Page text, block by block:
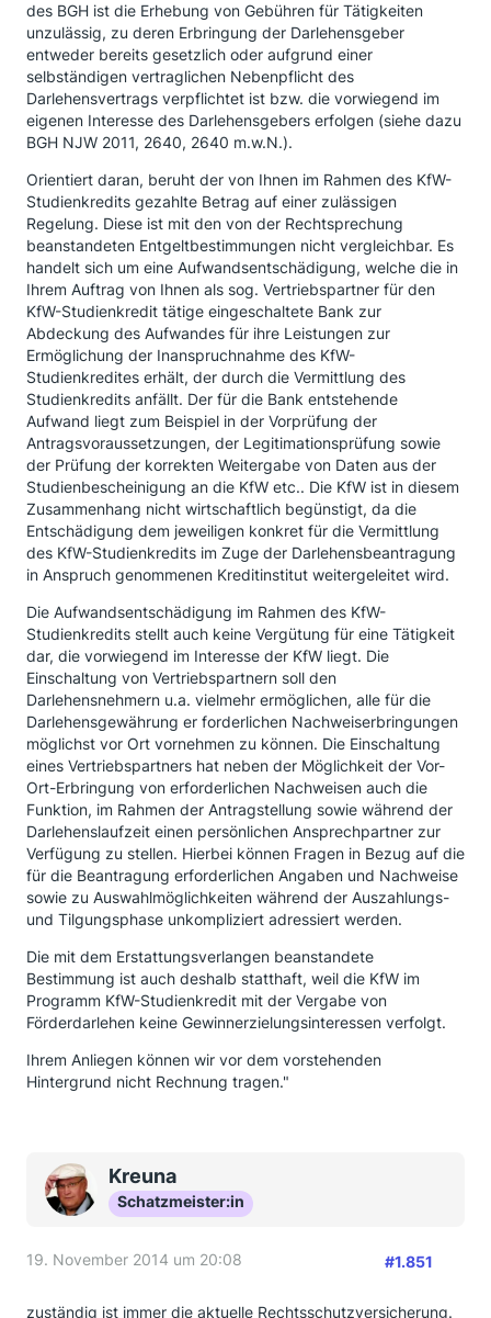
des BGH ist die Erhebung von Gebühren für Tätigkeiten
unzulässig, zu deren Erbringung der Darlehensgeber
entweder bereits gesetzlich oder aufgrund einer
selbständigen vertraglichen Nebenpflicht des
Darlehensvertrags verpflichtet ist bzw. die vorwiegend im
eigenen Interesse des Darlehensgebers erfolgen (siehe dazu
BGH NJW 2011, 2640, 2640 m.w.N.).
Orientiert daran, beruht der von Ihnen im Rahmen des KfW-
Studienkredits gezahlte Betrag auf einer zulässigen
Regelung. Diese ist mit den von der Rechtsprechung
beanstandeten Entgeltbestimmungen nicht vergleichbar. Es
handelt sich um eine Aufwandsentschädigung, welche die in
Ihrem Auftrag von Ihnen als sog. Vertriebspartner für den
KfW-Studienkredit tätige eingeschaltete Bank zur
Abdeckung des Aufwandes für ihre Leistungen zur
Ermöglichung der Inanspruchnahme des KfW-
Studienkredites erhält, der durch die Vermittlung des
Studienkredits anfällt. Der für die Bank entstehende
Aufwand liegt zum Beispiel in der Vorprüfung der
Antragsvoraussetzungen, der Legitimationsprüfung sowie
der Prüfung der korrekten Weitergabe von Daten aus der
Studienbescheinigung an die KfW etc.. Die KfW ist in diesem
Zusammenhang nicht wirtschaftlich begünstigt, da die
Entschädigung dem jeweiligen konkret für die Vermittlung
des KfW-Studienkredits im Zuge der Darlehensbeantragung
in Anspruch genommenen Kreditinstitut weitergeleitet wird.
Die Aufwandsentschädigung im Rahmen des KfW-
Studienkredits stellt auch keine Vergütung für eine Tätigkeit
dar, die vorwiegend im Interesse der KfW liegt. Die
Einschaltung von Vertriebspartnern soll den
Darlehensnehmern u.a. vielmehr ermöglichen, alle für die
Darlehensgewährung er forderlichen Nachweiserbringungen
möglichst vor Ort vornehmen zu können. Die Einschaltung
eines Vertriebspartners hat neben der Möglichkeit der Vor-
Ort-Erbringung von erforderlichen Nachweisen auch die
Funktion, im Rahmen der Antragstellung sowie während der
Darlehenslaufzeit einen persönlichen Ansprechpartner zur
Verfügung zu stellen. Hierbei können Fragen in Bezug auf die
für die Beantragung erforderlichen Angaben und Nachweise
sowie zu Auswahlmöglichkeiten während der Auszahlungs-
und Tilgungsphase unkompliziert adressiert werden.
Die mit dem Erstattungsverlangen beanstandete
Bestimmung ist auch deshalb statthaft, weil die KfW im
Programm KfW-Studienkredit mit der Vergabe von
Förderdarlehen keine Gewinnerzielungsinteressen verfolgt.
Ihrem Anliegen können wir vor dem vorstehenden
Hintergrund nicht Rechnung tragen."
Kreuna
Schatzmeister:in
19. November 2014 um 20:08 #1.851
zuständig ist immer die aktuelle Rechtsschutzversicherung.